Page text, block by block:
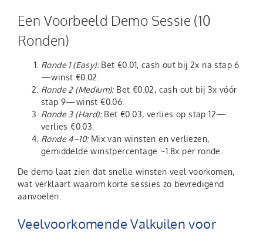
Een Voorbeeld Demo Sessie (10
Ronden)
Ronde 1 (Easy):Bet €0.01, cash out bij 2x na stap 6
—winst €0.02.
Ronde 2 (Medium):Bet €0.02, cash out bij 3x vóór
stap 9—winst €0.06.
Ronde 3 (Hard):Bet €0.03, verlies op stap 12—
verlies €0.03.
Ronde 4–10:Mix van winsten en verliezen,
gemiddelde winstpercentage ~1.8x per ronde.
De demo laat zien dat snelle winsten veel voorkomen,
wat verklaart waarom korte sessies zo bevredigend
aanvoelen.
Veelvoorkomende Valkuilen voor